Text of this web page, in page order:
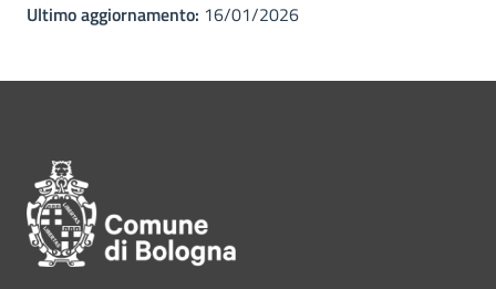
Ultimo aggiornamento: 16/01/2026